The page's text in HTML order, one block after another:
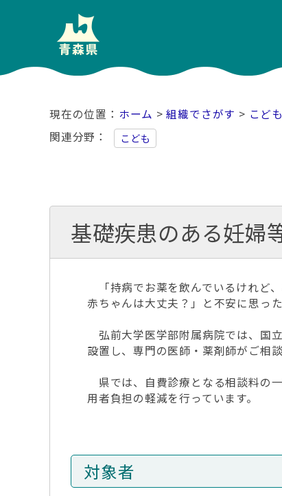
ホーム >組織でさがす > こど
関連分野
こども
基礎疾患のある妊婦
「持病でお薬を飲んでいるけれど
赤ちゃんは大丈夫？」と不安に思っ
弘前大学医学部附属病院では、国
設置し、専門の医師・薬剤師がご相談
県では、自費診療となる相談料の
用者負担の軽減を行っています。
対象者